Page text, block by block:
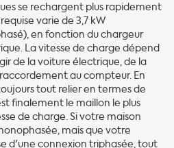
se rechargent plus rapidement
varie de 3,7 kW
en fonction du chargeur
La vitesse de charge dépend
de la voiture électrique, de la
au compteur. En
tout relier en termes de
finalement le maillon le plus
de charge. Si votre maison
mais que votre
d'une connexion triphasée, tout